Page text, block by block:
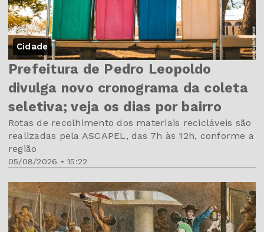
Cidade
05/08/2026 • 15:22
Prefeitura de Pedro Leopoldo
divulga novo cronograma da coleta
seletiva; veja os dias por bairro
Rotas de recolhimento dos materiais recicláveis são
realizadas pela ASCAPEL, das 7h às 12h, conforme a
região